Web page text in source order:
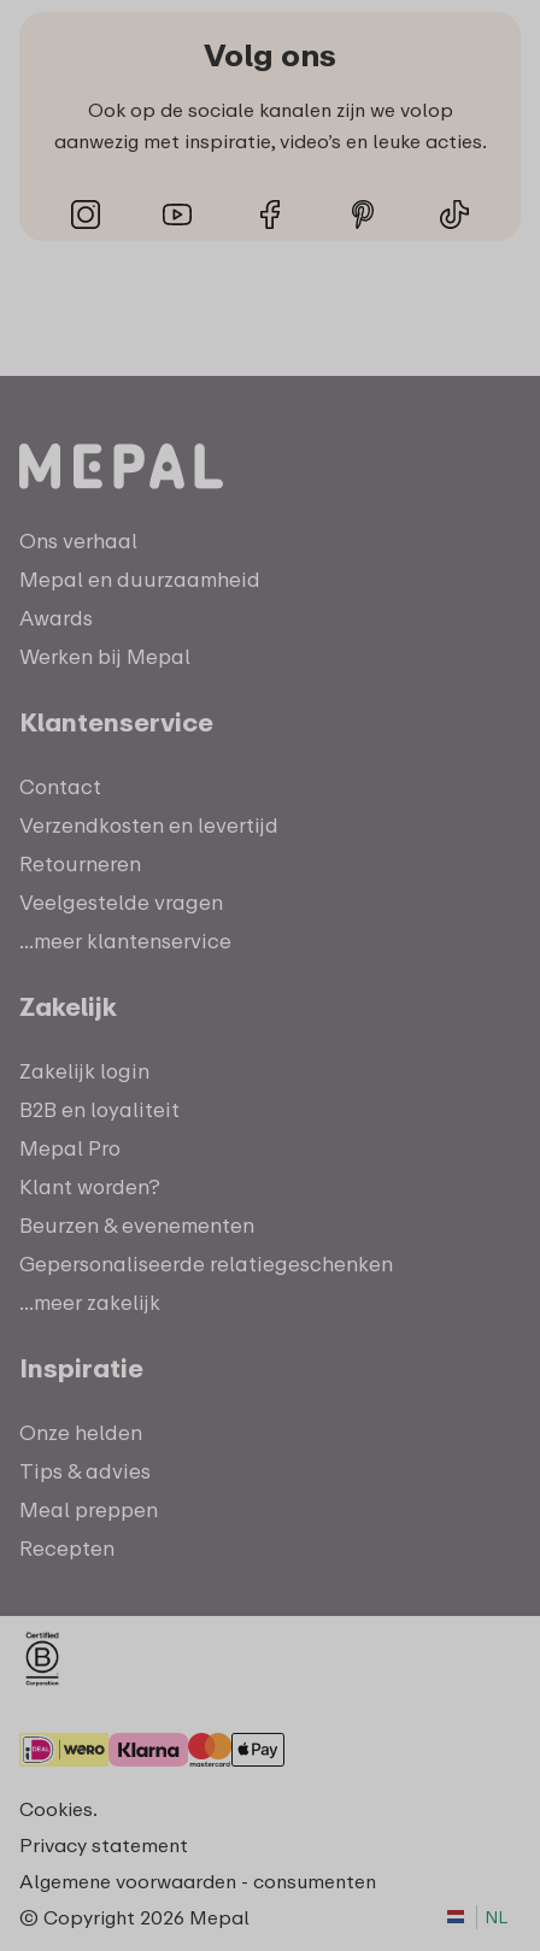
Volg ons
Ook op de sociale kanalen zijn we volop
aanwezig met inspiratie, video’s en leuke acties.
Ons verhaal
Mepal en duurzaamheid
Awards
Werken bij Mepal
Klantenservice
Contact
Verzendkosten en levertijd
Retourneren
Veelgestelde vragen
...meer klantenservice
Zakelijk
Zakelijk login
B2B en loyaliteit
Mepal Pro
Klant worden?
Beurzen & evenementen
Gepersonaliseerde relatiegeschenken
...meer zakelijk
Inspiratie
Onze helden
Tips & advies
Meal preppen
Recepten
Cookies.
Privacy statement
Algemene voorwaarden - consumenten
© Copyright 2026 Mepal
NL